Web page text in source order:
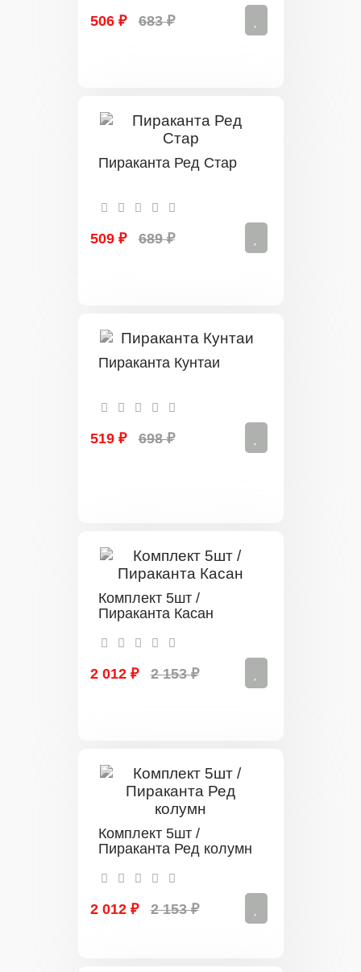
506 ₽ 683 ₽
Пираканта Ред Стар
509 ₽ 689 ₽
Пираканта Кунтаи
519 ₽ 698 ₽
Комплект 5шт /
Пираканта Касан
2 012 ₽ 2 153 ₽
Комплект 5шт /
Пираканта Ред колумн
2 012 ₽ 2 153 ₽